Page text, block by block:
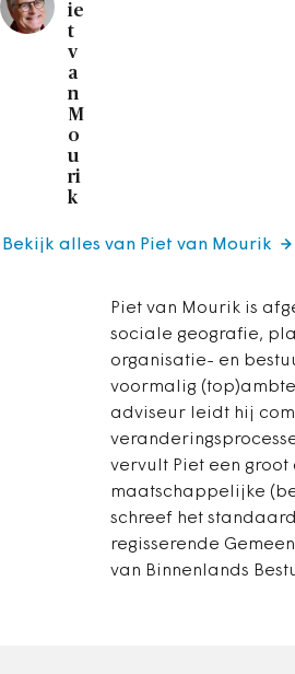
ie
t
v
a
n
M
o
u
ri
k
Piet van Mourik is
sociale geografie,
organisatie- en
voormalig
adviseur leidt hij
vervult Piet een groot
maatschappelijke
schreef het
regisserende
van Binnenlands
Bekijk alles van Piet van Mourik